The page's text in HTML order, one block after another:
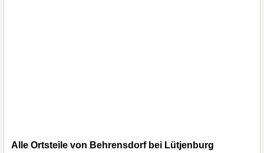
Alle Ortsteile von Behrensdorf bei Lütjenburg